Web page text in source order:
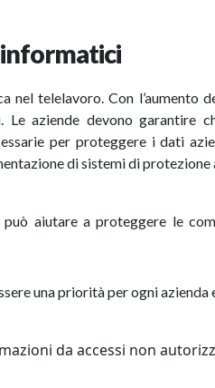
informatici
telelavoro. Con l’aumento
aziende devono garantire
per proteggere i dati
di sistemi di protezione
può aiutare a proteggere le
una priorità per ogni azienda
da accessi non